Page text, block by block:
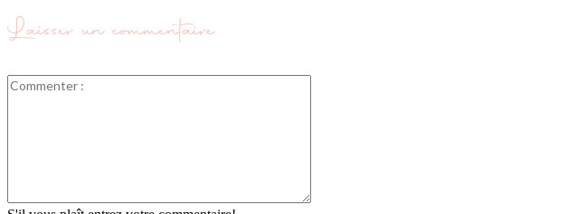
Laisser un commentaire